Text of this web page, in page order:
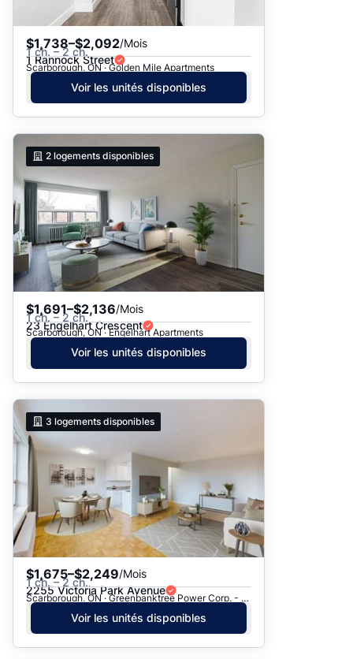
$1,738–$2,092/Mois
1 ch. – 2 ch.
1 Rannock Street
Scarborough, ON · Golden Mile Apartments
Voir les unités disponibles
2 logements disponibles
$1,691–$2,136/Mois
1 ch. – 2 ch.
23 Engelhart Crescent
Scarborough, ON · Engelhart Apartments
Voir les unités disponibles
3 logements disponibles
$1,675–$2,249/Mois
1 ch. – 2 ch.
2255 Victoria Park Avenue
Scarborough, ON · Greenbanktree Power Corp. - 2255 Victoria Pk. Ave.
Voir les unités disponibles